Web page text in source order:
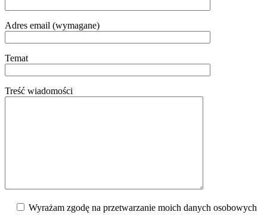
Adres email (wymagane)
Temat
Treść wiadomości
Wyrażam zgodę na przetwarzanie moich danych osobowych